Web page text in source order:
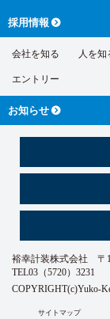
採用情報
会社を知る 人を知
エントリー
お知らせ
裕幸計装株式会社 〒
TEL03（5720）3231
COPYRIGHT(c)Yuko-
サイトマップ